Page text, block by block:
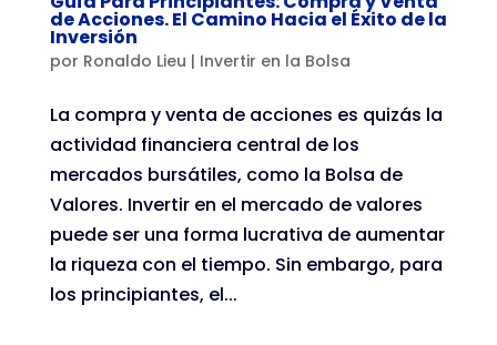
de Acciones. El Camino Hacia el Éxito de la
Inversión
por Ronaldo Lieu | Invertir en la Bolsa
La compra y venta de acciones es quizás la
actividad financiera central de los
mercados bursátiles, como la Bolsa de
Valores. Invertir en el mercado de valores
puede ser una forma lucrativa de aumentar
la riqueza con el tiempo. Sin embargo, para
los principiantes, el...